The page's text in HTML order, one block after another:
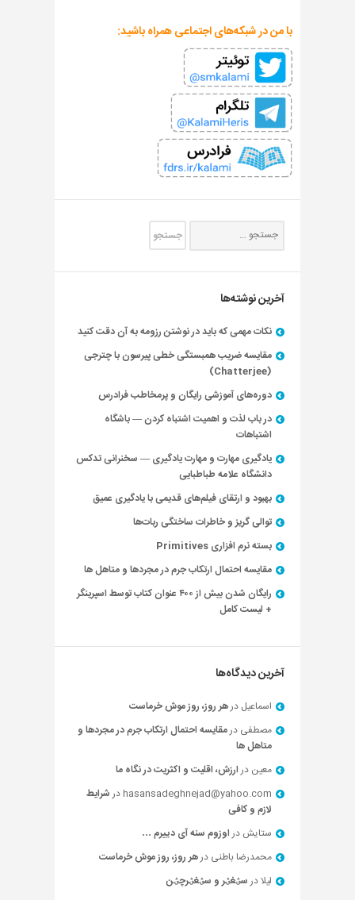
با من در شبکه‌های اجتماعی همراه باشید:
آخرین نوشته‌ها
نکات مهمی که باید در نوشتن رزومه به آن دقت کنید
مقایسه ضریب همبستگی خطی پیرسون با چترجی
(Chatterjee)
دوره‌های آموزشی رایگان و پرمخاطب فرادرس
در باب لذت و اهمیت اشتباه کردن — باشگاه
اشتباهات
یادگیری مهارت و مهارت یادگیری — سخنرانی تدکس
دانشگاه علامه طباطبایی
بهبود و ارتقای فیلم‌های قدیمی با یادگیری عمیق
توالی گریز و خاطرات ساختگی ربات‌ها
بسته نرم افزاری Primitives
مقایسه احتمال ارتکاب جرم در مجردها و متاهل ها
رایگان شدن بیش از ۴۰۰ عنوان کتاب توسط اسپرینگر
+ لیست کامل
آخرین دیدگاه‌ها
اسماعیل درهر روز، روز موش خرماست
مصطفی درمقایسه احتمال ارتکاب جرم در مجردها و
متاهل ها
معین درارزش، اقلیت و اکثریت در نگاه ما
hasansadeghnejad@yahoo.com درشرایط
لازم و کافی
ستایش دراوزوم سنه آی دییرم …
محمدرضا باطنی درهر روز، روز موش خرماست
لیلادرسؽغؽر و سؽغؽرچؽن